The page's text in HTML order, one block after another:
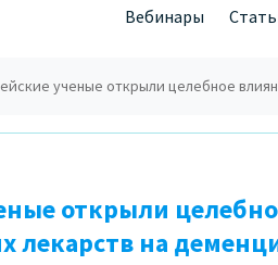
Вебинары
ученые открыли целебное
открыли
лекарств на